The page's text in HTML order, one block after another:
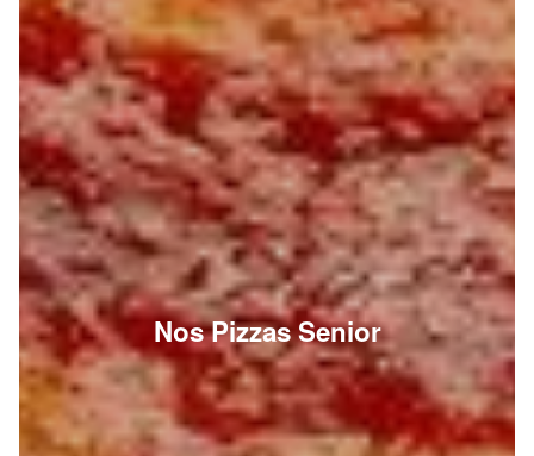
Nos Pizzas Senior